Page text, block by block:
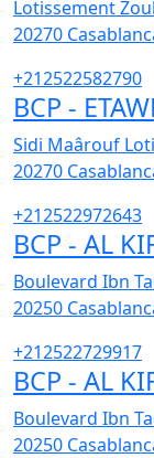
Lotissement
20270
+212522582790
BCP -
Sidi Maârouf
20270
+212522972643
BCP - AL
Boulevard Ibn
20250
+212522729917
BCP - AL
Boulevard Ibn
20250